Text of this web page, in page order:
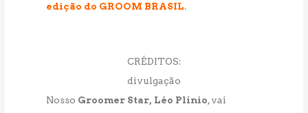
edição do GROOM BRASIL.
CRÉDITOS:
divulgação
Nosso Groomer Star, Léo Plínio, vai